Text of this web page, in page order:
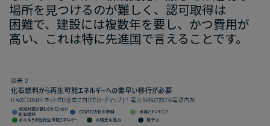
場所を​見つけるのが​難しく、​認可取得は​
困難で、​建設には​複数年を​要し、​かつ​費用が​
高い、​これは​特に​先進国で​言える​ことです。
画
像